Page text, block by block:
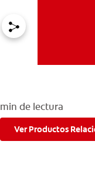
min de lectura
Ver Productos